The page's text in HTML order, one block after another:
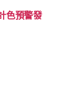
色預警發